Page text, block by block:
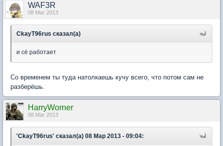
WAF3R
08 Mar 2013
CkayT96rus сказал(а)
и сё работает
Со временем ты туда натолкаешь кучу всего, что потом сам не
разберёшь.
HarryWorner
08 Mar 2013
'CkayT96rus' сказал(а) 08 Мар 2013 - 09:04: